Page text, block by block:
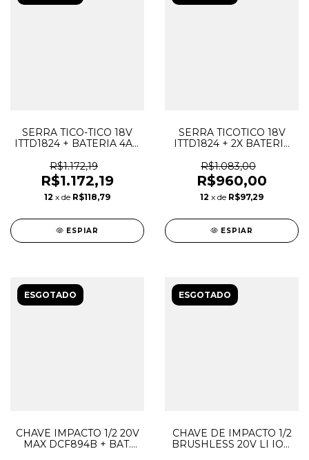
SERRA TICO-TICO 18V
ITTD1824 + BATERIA 4AH
R$1.172,19
R$1.172,19
12 x de R$118,79
ESPIAR
SERRA TICOTICO 18V
ITTD1824 + 2X BATERIA
R$1.083,00
R$960,00
12 x de R$97,29
ESPIAR
ESGOTADO
CHAVE IMPACTO 1/2 20V
MAX DCF894B + BAT.
ESGOTADO
CHAVE DE IMPACTO 1/2
BRUSHLESS 20V LI ION